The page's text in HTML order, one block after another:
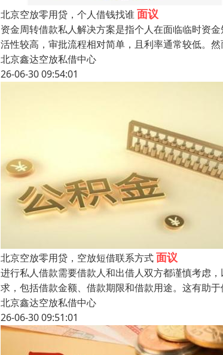
北京空放零用贷，个人借钱找谁面议
资金周转借款私人解决方案是指个人在面临临时资
活性较高，审批流程相对简单，且利率通常较低。
北京鑫达空放私借中心
26-06-30 09:54:01
北京空放零用贷，空放短借联系方式面议
进行私人借款需要借款人和出借人双方都谨慎考虑
求，包括借款金额、借款期限和借款用途。这有助
北京鑫达空放私借中心
26-06-30 09:51:01